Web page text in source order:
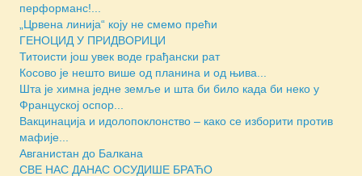
перформанс!...
„Црвена линија“ коју не смемо прећи
ГЕНОЦИД У ПРИДВОРИЦИ
Титоисти још увек воде грађански рат
Косово је нешто више од планина и од њива...
Шта је химна једне земље и шта би било када би неко у
Француској оспор...
Вакцинација и идолопоклонство – како се изборити против
мафије...
Авганистан до Балкана
СВЕ НАС ДАНАС ОСУДИШЕ БРАЋО